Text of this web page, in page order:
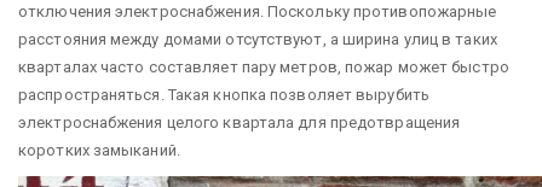
отключения электроснабжения. Поскольку противопожарные
расстояния между домами отсутствуют, а ширина улиц в таких
кварталах часто составляет пару метров, пожар может быстро
распространяться. Такая кнопка позволяет вырубить
электроснабжения целого квартала для предотвращения
коротких замыканий.